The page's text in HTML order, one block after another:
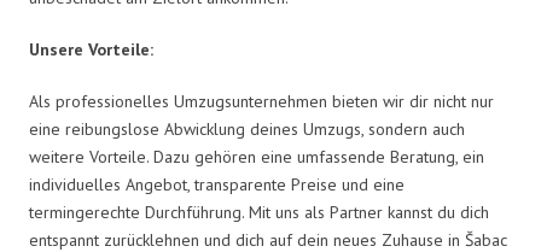
Unsere Vorteile:
Als professionelles Umzugsunternehmen bieten wir dir nicht nur
eine reibungslose Abwicklung deines Umzugs, sondern auch
weitere Vorteile. Dazu gehören eine umfassende Beratung, ein
individuelles Angebot, transparente Preise und eine
termingerechte Durchführung. Mit uns als Partner kannst du dich
entspannt zurücklehnen und dich auf dein neues Zuhause in Šabac